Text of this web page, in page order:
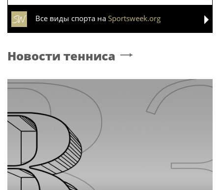
Все виды спорта на Sportsweek.org
Новости тенниса